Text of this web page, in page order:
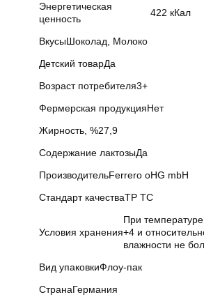
Энергетическая
ценность
422 кКал
ВкусыШоколад, Молоко
Детский товарДа
Возраст потребителя3+
Фермерская продукцияНет
Жирность, %27,9
Содержание лактозыДа
ПроизводительFerrero oHG mbH
Стандарт качестваТР ТС
Условия хранения
При
+4 и
влажности не
Вид упаковкиФлоу-пак
СтранаГермания